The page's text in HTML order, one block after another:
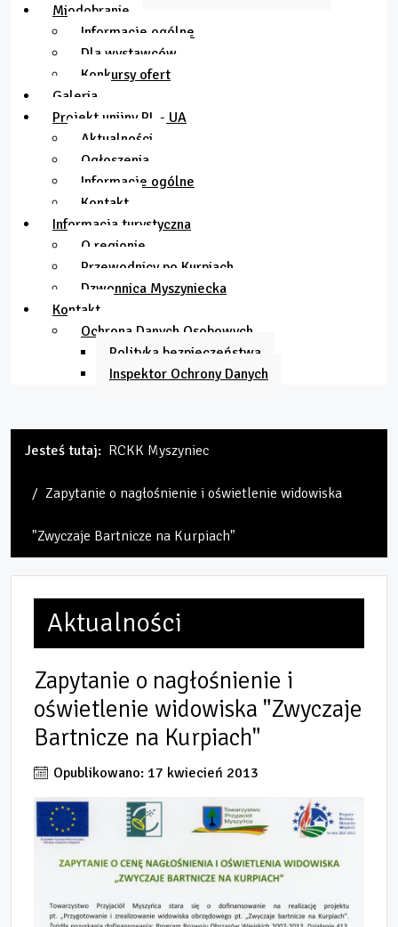
Miodobranie
Informacje ogólne
Dla wystawców
Konkursy ofert
Galeria
Projekt unijny PL - UA
Aktualności
Ogłoszenia
Informacje ogólne
Kontakt
Informacja turystyczna
O regionie
Przewodnicy po Kurpiach
Dzwonnica Myszyniecka
Kontakt
Ochrona Danych Osobowych
Polityka bezpieczeństwa
Inspektor Ochrony Danych
Jesteś tutaj: RCKK Myszyniec
Zapytanie o nagłośnienie i oświetlenie widowiska
"Zwyczaje Bartnicze na Kurpiach"
Aktualności
Zapytanie o nagłośnienie i
oświetlenie widowiska "Zwyczaje
Bartnicze na Kurpiach"
Opublikowano: 17 kwiecień 2013